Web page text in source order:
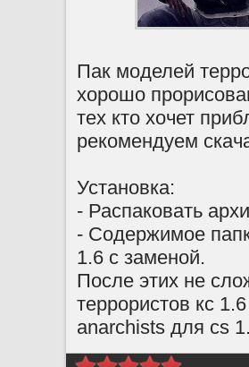
Пак моделей
хорошо
тех кто хочет
рекомендуем
Установка:
- Распаковать
- Содержимое
1.6 с заменой.
После этих не
террористов кс
anarchists для cs